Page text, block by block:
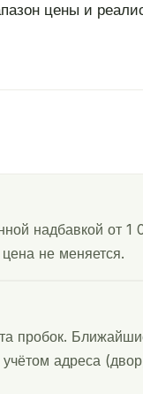
цены и
надбавкой от 1
не меняется.
пробок.
адреса